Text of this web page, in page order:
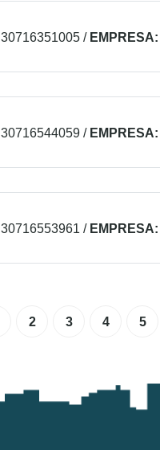
30716351005 / EMPRESA:
30716544059 / EMPRESA:
30716553961 / EMPRESA:
2 3 4 5